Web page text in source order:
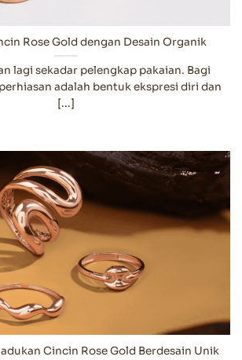
Rose Gold dengan Desain Organik
lagi sekadar pelengkap pakaian. Bagi
adalah bentuk ekspresi diri dan
[...]
Cincin Rose Gold Berdesain Unik